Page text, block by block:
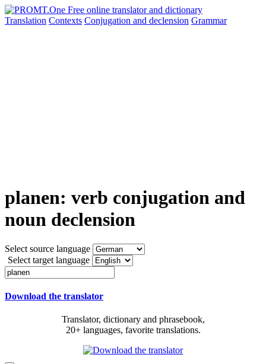
Translation Contexts Conjugation and declension Grammar
planen: verb conjugation and
noun declension
Select source language
Select target language
Download the translator
Translator, dictionary and phrasebook,
20+ languages, favorite translations.